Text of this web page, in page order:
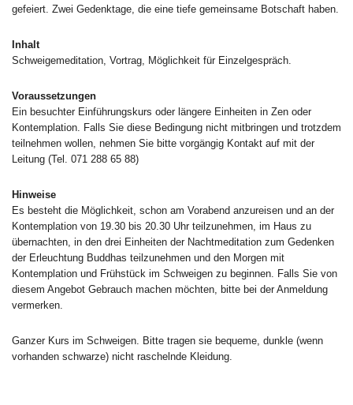
gefeiert. Zwei Gedenktage, die eine tiefe gemeinsame Botschaft haben.
Inhalt
Schweigemeditation, Vortrag, Möglichkeit für Einzelgespräch.
Voraussetzungen
Ein besuchter Einführungskurs oder längere Einheiten in Zen oder
Kontemplation. Falls Sie diese Bedingung nicht mitbringen und trotzdem
teilnehmen wollen, nehmen Sie bitte vorgängig Kontakt auf mit der
Leitung (Tel. 071 288 65 88)
Hinweise
Es besteht die Möglichkeit, schon am Vorabend anzureisen und an der
Kontemplation von 19.30 bis 20.30 Uhr teilzunehmen, im Haus zu
übernachten, in den drei Einheiten der Nachtmeditation zum Gedenken
der Erleuchtung Buddhas teilzunehmen und den Morgen mit
Kontemplation und Frühstück im Schweigen zu beginnen. Falls Sie von
diesem Angebot Gebrauch machen möchten, bitte bei der Anmeldung
vermerken.
Ganzer Kurs im Schweigen. Bitte tragen sie bequeme, dunkle (wenn
vorhanden schwarze) nicht raschelnde Kleidung.